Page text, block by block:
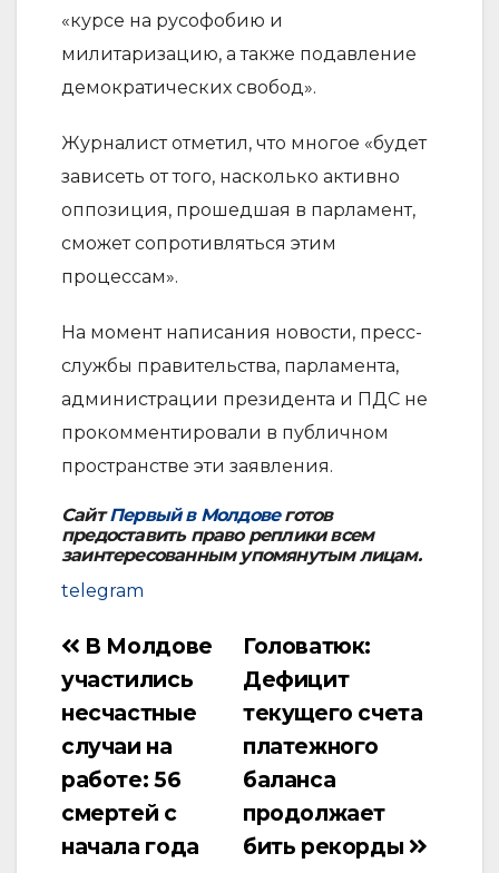
«курсе на русофобию и
милитаризацию, а также подавление
демократических свобод».
Журналист отметил, что многое «будет
зависеть от того, насколько активно
оппозиция, прошедшая в парламент,
сможет сопротивляться этим
процессам».
На момент написания новости, пресс-
службы правительства, парламента,
администрации президента и ПДС не
прокомментировали в публичном
пространстве эти заявления.
СайтПервый в Молдовеготов
предоставить право реплики всем
заинтересованным упомянутым лицам.
telegram
Навигация
по
Головатюк:
Дефицит
текущего счета
платежного
баланса
продолжает
бить рекорды
В Молдове
участились
несчастные
случаи на
работе: 56
смертей с
начала года